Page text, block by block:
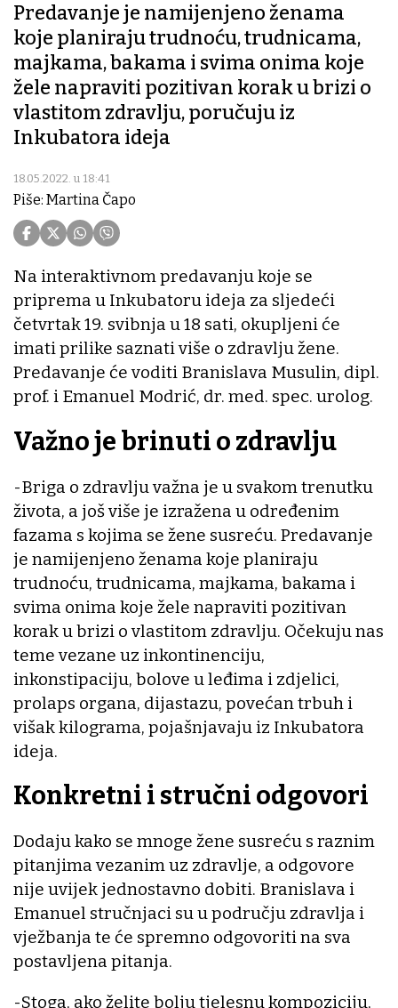
Predavanje je namijenjeno ženama
koje planiraju trudnoću, trudnicama,
majkama, bakama i svima onima koje
žele napraviti pozitivan korak u brizi o
vlastitom zdravlju, poručuju iz
Inkubatora ideja
18.05.2022. u 18:41
Piše: Martina Čapo
Na interaktivnom predavanju koje se
priprema u Inkubatoru ideja za sljedeći
četvrtak 19. svibnja u 18 sati, okupljeni će
imati prilike saznati više o zdravlju žene.
Predavanje će voditi Branislava Musulin, dipl.
prof. i Emanuel Modrić, dr. med. spec. urolog.
Važno je brinuti o zdravlju
-Briga o zdravlju važna je u svakom trenutku
života, a još više je izražena u određenim
fazama s kojima se žene susreću. Predavanje
je namijenjeno ženama koje planiraju
trudnoću, trudnicama, majkama, bakama i
svima onima koje žele napraviti pozitivan
korak u brizi o vlastitom zdravlju. Očekuju nas
teme vezane uz inkontinenciju,
inkonstipaciju, bolove u leđima i zdjelici,
prolaps organa, dijastazu, povećan trbuh i
višak kilograma, pojašnjavaju iz Inkubatora
ideja.
Konkretni i stručni odgovori
Dodaju kako se mnoge žene susreću s raznim
pitanjima vezanim uz zdravlje, a odgovore
nije uvijek jednostavno dobiti. Branislava i
Emanuel stručnjaci su u području zdravlja i
vježbanja te će spremno odgovoriti na sva
postavljena pitanja.
-Stoga, ako želite bolju tjelesnu kompoziciju,